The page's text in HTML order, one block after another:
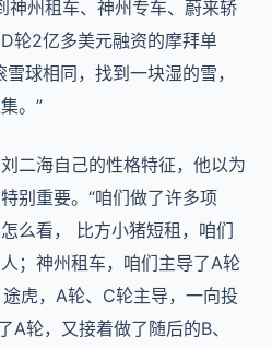
州租车、神州专车、蔚来轿
轮2亿多美元融资的摩拜单
球相同，找到一块湿的雪，
。”
二海自己的性格特征，他以为
别重要。“咱们做了许多项
么看， 比方小猪短租，咱们
；神州租车，咱们主导了A轮
虎，A轮、C轮主导，一向投
A轮，又接着做了随后的B、